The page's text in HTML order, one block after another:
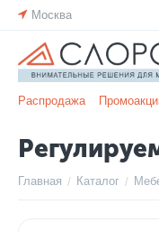
Москва
Распродажа
Главная / Каталог /